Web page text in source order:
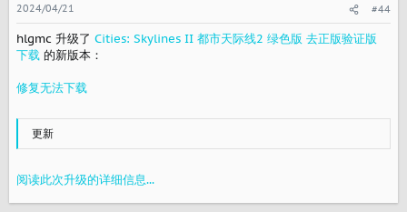
2024/04/21 #44
hlgmc 升级了 Cities: Skylines II 都市天际线2 绿色版 去正版验证版
下载 的新版本：
修复无法下载
更新
阅读此次升级的详细信息...